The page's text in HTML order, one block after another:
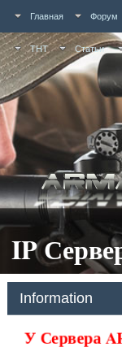
Главная Форум
ТНТ Статьи
IP
Information
У Сервера